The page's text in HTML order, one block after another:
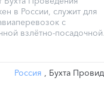
в России, служит для
с
взлётно-посадочной
Россия , Бухта